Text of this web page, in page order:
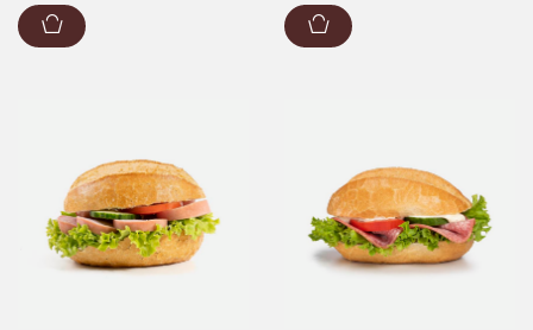
Zum Warenkorb hinzufügenZum Warenkorb